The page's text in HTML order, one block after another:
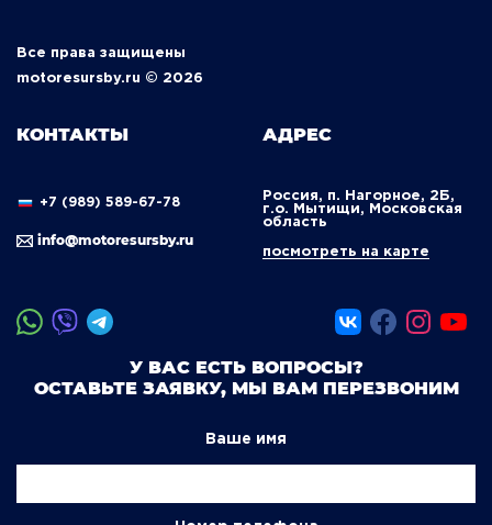
Все права защищены
motoresursby.ru © 2026
КОНТАКТЫ
+7 (989) 589-67-78
info@motoresursby.ru
АДРЕС
Россия, п. Нагорное, 2Б,
г.о. Мытищи, Московская
область
посмотреть на карте
У ВАС ЕСТЬ ВОПРОСЫ?
ОСТАВЬТЕ ЗАЯВКУ, МЫ ВАМ ПЕРЕЗВОНИМ
Ваше имя